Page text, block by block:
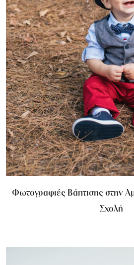
Φωτογραφιές Βάπτισης στην
Σχολή